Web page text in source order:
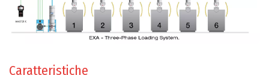
Caratteristiche